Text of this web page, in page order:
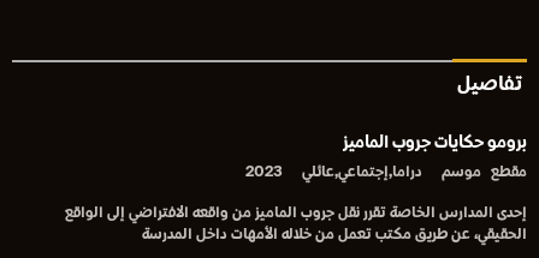
تفاصيل
برومو حكايات جروب الماميز
مقطع موسم دراما,إجتماعي,عائلي 2023
إحدى المدارس الخاصة تقرر نقل جروب الماميز من واقعه الافتراضي إلى الواقع
الحقيقي، عن طريق مكتب تعمل من خلاله الأمهات داخل المدرسة